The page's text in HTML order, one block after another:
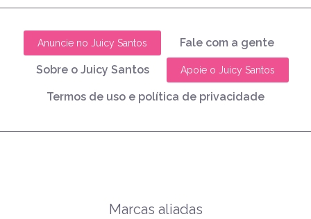
Anuncie no Juicy Santos Fale com a gente
Sobre o Juicy Santos Apoie o Juicy Santos
Termos de uso e política de privacidade
Marcas aliadas